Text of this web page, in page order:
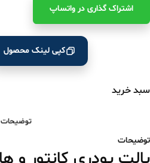
سبد خرید
اشتراک ‌گذاری در واتساپ
کپی لینک محصول
توضیحات
توضیحات